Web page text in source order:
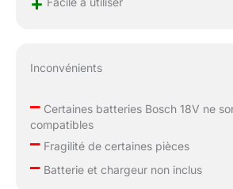
Inconvénients
–Certaines batteries Bosch 18V ne
compatibles
–Fragilité de certaines pièces
–Batterie et chargeur non inclus